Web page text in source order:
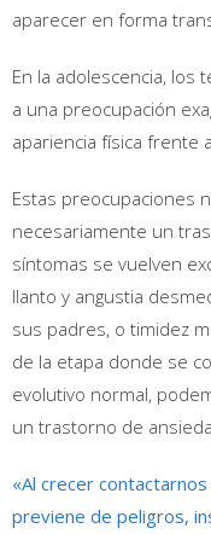
aparecer en forma
En la adolescencia,
a una preocupación
apariencia física frente
Estas preocupaciones
necesariamente un
síntomas se vuelven
llanto y angustia
sus padres, o timidez
de la etapa donde se
evolutivo normal,
un trastorno de
«Al crecer
previene de peligros,